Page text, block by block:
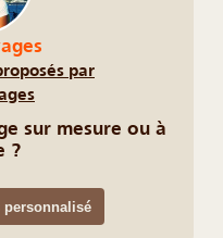
par
sur mesure ou à
?
personnalisé